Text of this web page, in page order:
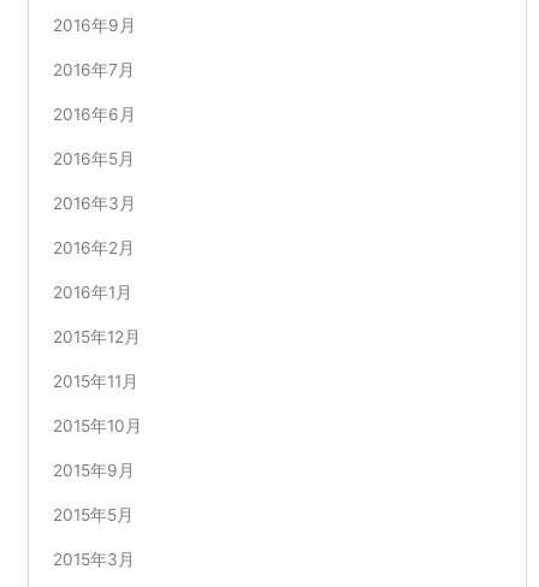
2016年9月
2016年7月
2016年6月
2016年5月
2016年3月
2016年2月
2016年1月
2015年12月
2015年11月
2015年10月
2015年9月
2015年5月
2015年3月